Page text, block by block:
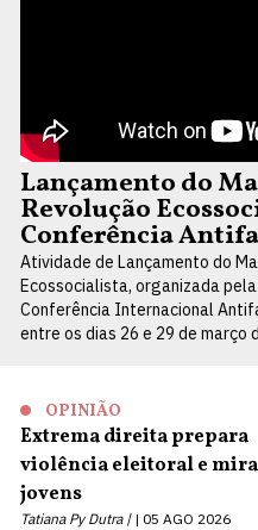
Lançamento do
Revolução
Conferência
Atividade de Lançamento do
Ecossocialista, organizada
Conferência Internacional
entre os dias 26 e 29 de março
OPINIÃO
Extrema direita prepara
violência eleitoral e mira
jovens
Tatiana Py Dutra | 05 AGO 2026